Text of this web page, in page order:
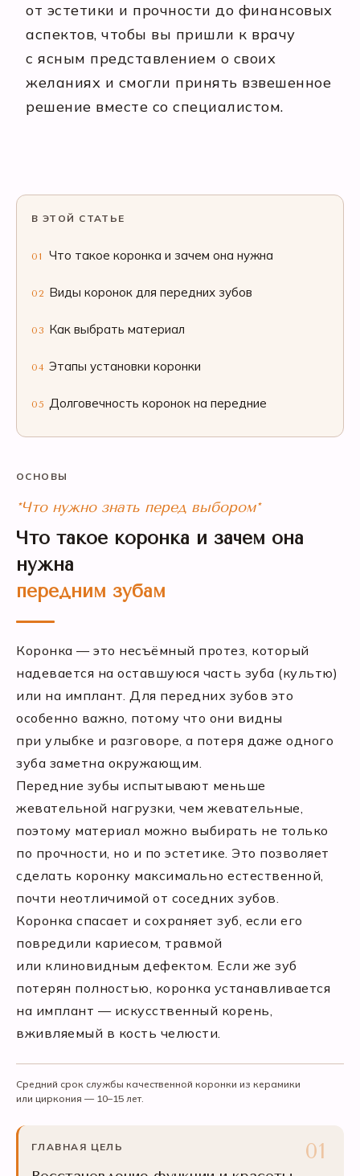
от эстетики и прочности до финансовых
аспектов, чтобы вы пришли к врачу
с ясным представлением о своих
желаниях и смогли принять взвешенное
решение вместе со специалистом.
В ЭТОЙ СТАТЬЕ
01 Что такое коронка и зачем она нужна
02 Виды коронок для передних зубов
03 Как выбрать материал
04 Этапы установки коронки
05 Долговечность коронок на передние
ОСНОВЫ
*Что нужно знать перед выбором*
Что такое коронка и зачем она
нужна
передним зубам
Коронка — это несъёмный протез, который
надевается на оставшуюся часть зуба (культю)
или на имплант. Для передних зубов это
особенно важно, потому что они видны
при улыбке и разговоре, а потеря даже одного
зуба заметна окружающим.
Передние зубы испытывают меньше
жевательной нагрузки, чем жевательные,
поэтому материал можно выбирать не только
по прочности, но и по эстетике. Это позволяет
сделать коронку максимально естественной,
почти неотличимой от соседних зубов.
Коронка спасает и сохраняет зуб, если его
повредили кариесом, травмой
или клиновидным дефектом. Если же зуб
потерян полностью, коронка устанавливается
на имплант — искусственный корень,
вживляемый в кость челюсти.
Средний срок службы качественной коронки из керамики
или циркония — 10–15 лет.
ГЛАВНАЯ ЦЕЛЬ